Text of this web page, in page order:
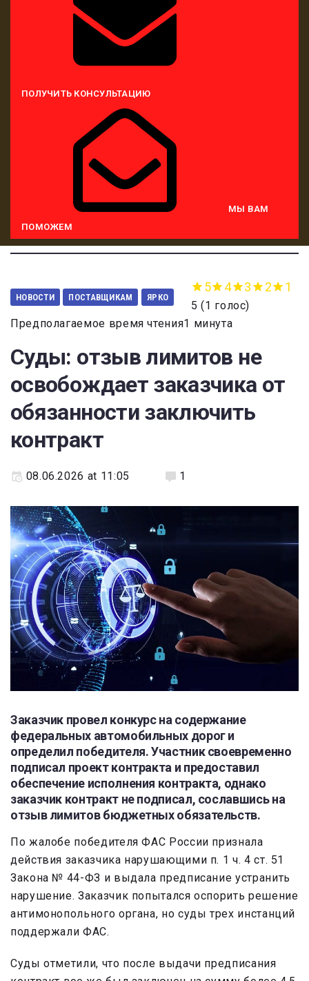
ПОЛУЧИТЬ КОНСУЛЬТАЦИЮ
МЫ ВАМ
ПОМОЖЕМ
НОВОСТИ ПОСТАВЩИКАМ ЯРКО
5 4 3 2 1
5 (1 голос)
Предполагаемое время чтения1 минута
Суды: отзыв лимитов не
освобождает заказчика от
обязанности заключить
контракт
08.06.2026 at 11:05 1
Заказчик провел конкурс на содержание
федеральных автомобильных дорог и
определил победителя. Участник своевременно
подписал проект контракта и предоставил
обеспечение исполнения контракта, однако
заказчик контракт не подписал, сославшись на
отзыв лимитов бюджетных обязательств.
По жалобе победителя ФАС России признала
действия заказчика нарушающими п. 1 ч. 4 ст. 51
Закона № 44-ФЗ и выдала предписание устранить
нарушение. Заказчик попытался оспорить решение
антимонопольного органа, но суды трех инстанций
поддержали ФАС.
Суды отметили, что после выдачи предписания